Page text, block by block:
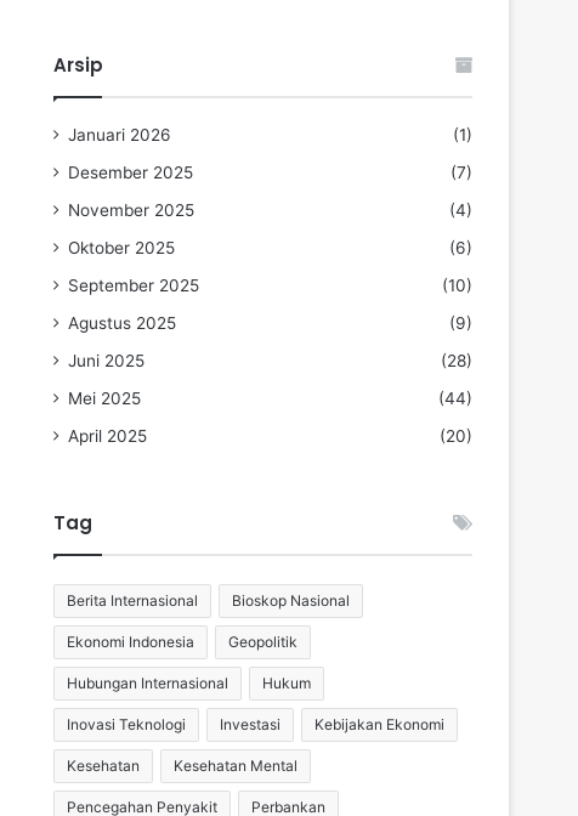
Arsip
Januari 2026
(1)
Desember 2025
(7)
November 2025
(4)
Oktober 2025
(6)
September 2025
(10)
Agustus 2025
(9)
Juni 2025
(28)
Mei 2025
(44)
April 2025
(20)
Tag
Berita Internasional Bioskop Nasional
Ekonomi Indonesia Geopolitik
Hubungan Internasional Hukum
Inovasi Teknologi Investasi Kebijakan Ekonomi
Kesehatan Kesehatan Mental
Pencegahan Penyakit Perbankan